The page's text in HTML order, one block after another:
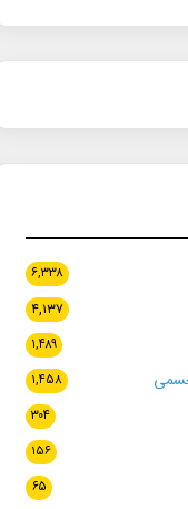
۶,۳۳۸
۴,۱۳۷
۱,۴۸۹
۱,۴۵۸
۳۰۴
۱۵۶
۶۵